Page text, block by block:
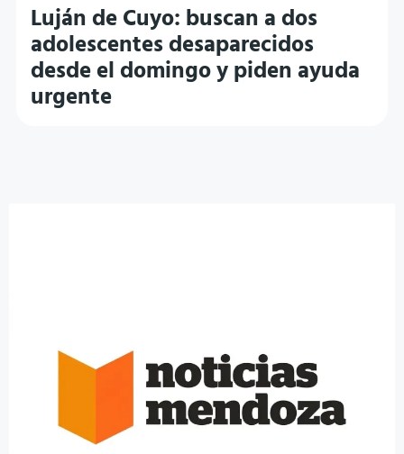
Luján de Cuyo: buscan a dos
adolescentes desaparecidos
desde el domingo y piden ayuda
urgente